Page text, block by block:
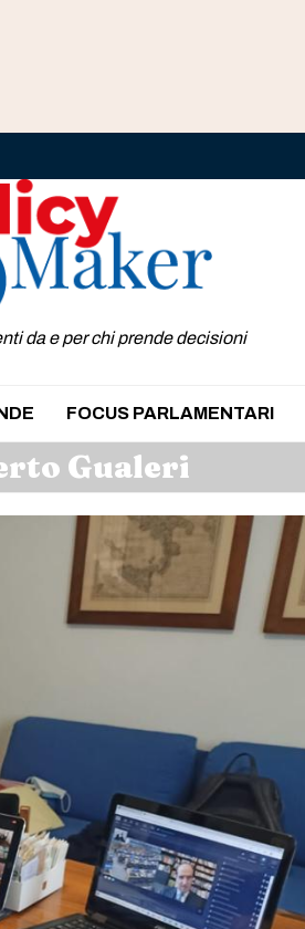
da e per chi prende decisioni
FOCUS PARLAMENTARI
Gualeri